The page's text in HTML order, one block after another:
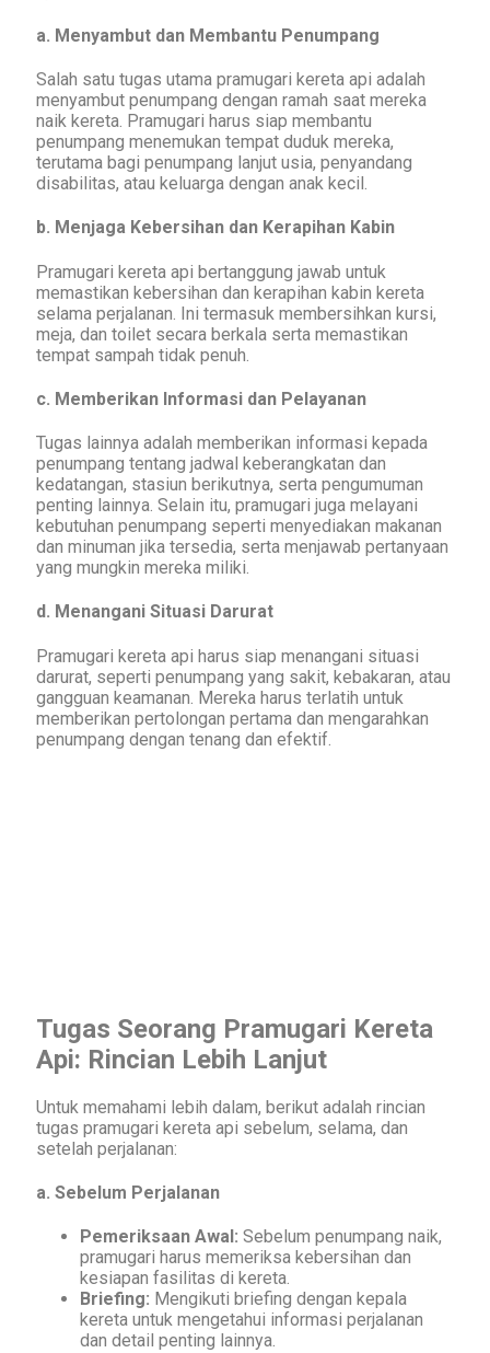
a. Menyambut dan Membantu Penumpang
Salah satu tugas utama pramugari kereta api adalah
menyambut penumpang dengan ramah saat mereka
naik kereta. Pramugari harus siap membantu
penumpang menemukan tempat duduk mereka,
terutama bagi penumpang lanjut usia, penyandang
disabilitas, atau keluarga dengan anak kecil.
b. Menjaga Kebersihan dan Kerapihan Kabin
Pramugari kereta api bertanggung jawab untuk
memastikan kebersihan dan kerapihan kabin kereta
selama perjalanan. Ini termasuk membersihkan kursi,
meja, dan toilet secara berkala serta memastikan
tempat sampah tidak penuh.
c. Memberikan Informasi dan Pelayanan
Tugas lainnya adalah memberikan informasi kepada
penumpang tentang jadwal keberangkatan dan
kedatangan, stasiun berikutnya, serta pengumuman
penting lainnya. Selain itu, pramugari juga melayani
kebutuhan penumpang seperti menyediakan makanan
dan minuman jika tersedia, serta menjawab pertanyaan
yang mungkin mereka miliki.
d. Menangani Situasi Darurat
Pramugari kereta api harus siap menangani situasi
darurat, seperti penumpang yang sakit, kebakaran, atau
gangguan keamanan. Mereka harus terlatih untuk
memberikan pertolongan pertama dan mengarahkan
penumpang dengan tenang dan efektif.
Tugas Seorang Pramugari Kereta
Api: Rincian Lebih Lanjut
Untuk memahami lebih dalam, berikut adalah rincian
tugas pramugari kereta api sebelum, selama, dan
setelah perjalanan:
a. Sebelum Perjalanan
Pemeriksaan Awal: Sebelum penumpang naik,
pramugari harus memeriksa kebersihan dan
kesiapan fasilitas di kereta.
Briefing: Mengikuti briefing dengan kepala
kereta untuk mengetahui informasi perjalanan
dan detail penting lainnya.